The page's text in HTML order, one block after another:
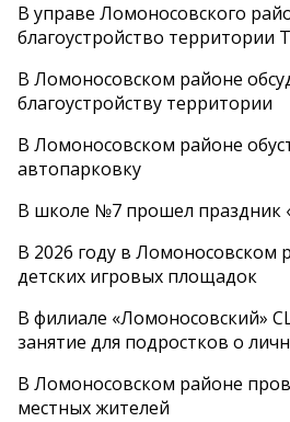
В управе Ломоносовского
благоустройство территории
В Ломоносовском районе
благоустройству территории
В Ломоносовском районе
автопарковку
В школе №7 прошел праздник
В 2026 году в Ломоносовском
детских игровых площадок
В филиале «Ломоносовский»
занятие для подростков о
В Ломоносовском районе
местных жителей